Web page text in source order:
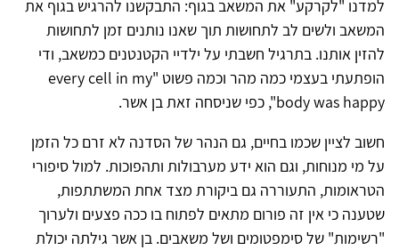
למדנו "לקרקע" את המשאב בגוף: התבקשנו להרגיש בגוף את
המשאב ולשים לב לתחושות תוך שאנו נותנים זמן לתחושות
להזין אותנו. בתרגיל חשבתי על ילדיי הקטנטנים כמשאב, ודי
הופתעתי בעצמי כמה מהר וכמה פשוט "every cell in my
body was happy", כפי שניסחה זאת בן אשר.
חשוב לציין שכמו בחיים, גם הנהר של הסדנה לא זרם כל הזמן
על מי מנוחות, וגם הוא ידע מערבולות ותהפוכות. למול סיפורי
הטראומות, התעוררה גם ביקורת מצד אחת המשתתפות,
שטענה כי אין זה פורום מתאים לפתוח בו ככה פצעים ולערוך
"רשימות" של סימפטומים ושל משאבים. בן אשר גילתה יכולת